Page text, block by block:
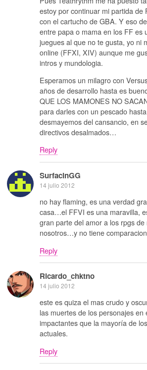
estoy por continuar mi partida de
con el cartucho de GBA. Y eso
entre papa o mama en los FF es
juegues al que no te gusta, yo ni
online (FFXI, XIV) aunque me
intros y mundologia.
Esperamos un milagro con
años de desarrollo hasta es
QUE LOS MAMONES NO
para darles con un pescado
desmayemos del cansancio, en
directivos desalmados…
Reply
SurfacinGG
14 julio 2012
no hay flaming, es una verdad
casa…el FFVI es una maravilla,
gran parte del amor a los rpgs de
nosotros…y no tiene
Reply
Ricardo_chktno
14 julio 2012
este es quiza el mas crudo y
las muertes de los personajes en
impactantes que la mayoría de
actuales.
Reply